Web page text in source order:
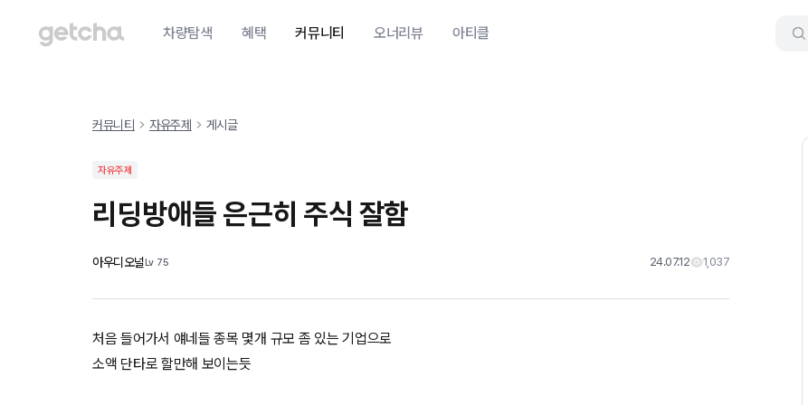
차량탐색 혜택 커뮤니티 오너리뷰 아티클
커뮤니티 자유주제 게시글
자유주제
리딩방애들 은근히 주식 잘함
아우디오널Lv 75 24.07.12 1,037
처음 들어가서 얘네들 종목 몇개 규모 좀 있는 기업으로
소액 단타로 할만해 보이는듯